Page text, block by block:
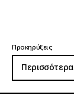
Προκηρύξεις
Περισσότερα